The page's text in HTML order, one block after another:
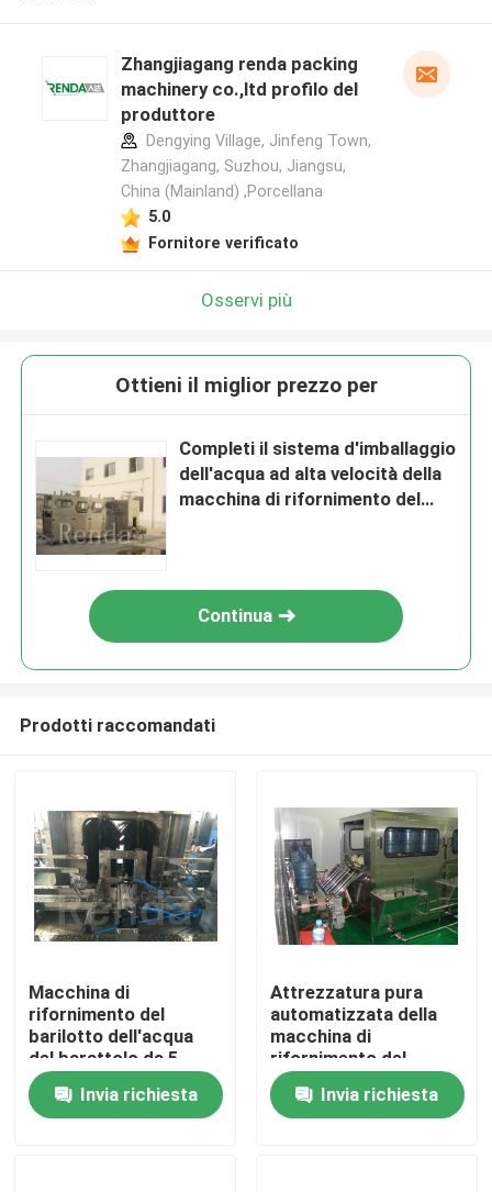
Casa
Chi siamo
Zhangjiagang renda packing
machinery co.,ltd profilo del
produttore
Dengying Village, Jinfeng Town,
Zhangjiagang, Suzhou, Jiangsu,
China (Mainland) ,Porcellana
5.0
Fornitore verificato
Osservi più
Ottieni il miglior prezzo per
Completi il sistema d'imballaggio
dell'acqua ad alta velocità della
macchina di rifornimento del
Continua
Prodotti raccomandati
Macchina di
rifornimento del
barilotto dell'acqua
del barattolo da 5
galloni, macchina del
riempitore della
bottiglia da 3/5 di
Invia richiesta
Attrezzatura pura
automatizzata della
macchina di
rifornimento del
barilotto dell'acqua
un'unità di
riempimento
Invia richiesta